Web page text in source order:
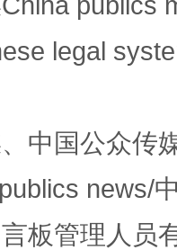
legal
中国公众传
news/
板管理人员